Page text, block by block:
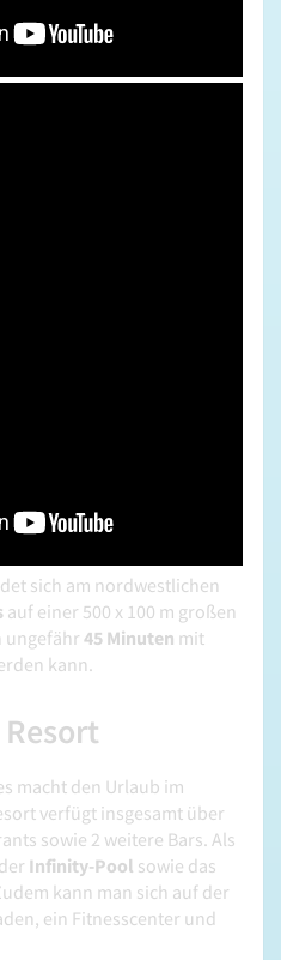
sich am nordwestlichen
auf einer 500 x 100 m großen
ungefähr 45 Minuten mit
kann.
macht den Urlaub im
verfügt insgesamt über
sowie 2 weitere Bars. Als
Infinity-Pool sowie das
kann man sich auf der
ein Fitnesscenter und